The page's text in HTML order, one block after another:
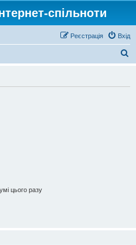
спільноти
Вхід
Реєстрація
цього разу